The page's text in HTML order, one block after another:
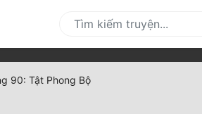
90: Tật Phong Bộ